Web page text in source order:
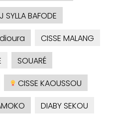
SYLLA BAFODE
CISSE MALANG
SOUARÉ
CISSE KAOUSSOU
DIABY SEKOU